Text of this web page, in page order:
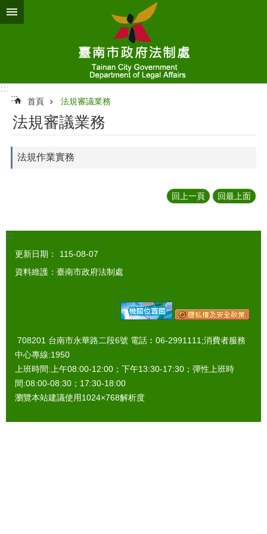
跳到主要內容區塊
:::
:::
首頁 法規審議業務
法規審議業務
法規作業實務
回上一頁 回最上面
:::
更新日期：
115-08-07
資料維護：臺南市政府法制處
708201 台南市永華路二段6號 電話︰06-2991111;消費者服務
中心專線:1950
上班時間:上午08:00-12:00；下午13:30-17:30；彈性上班時
間:08:00-08:30；17:30-18:00
瀏覽本站建議使用1024×768解析度